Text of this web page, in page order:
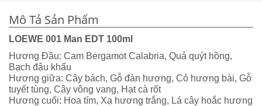
Mô Tả Sản Phẩm
LOEWE 001 Man EDT 100ml
Hương Đầu: Cam Bergamot Calabria, Quả quýt hồng,
Bạch đậu khấu
Hương giữa: Cây bách, Gỗ đàn hương, Cỏ hương bài, Gỗ
tuyết tùng, Cây vông vang, Hạt cà rốt
Hương cuối: Hoa tím, Xạ hương trắng, Lá cây hoắc hương